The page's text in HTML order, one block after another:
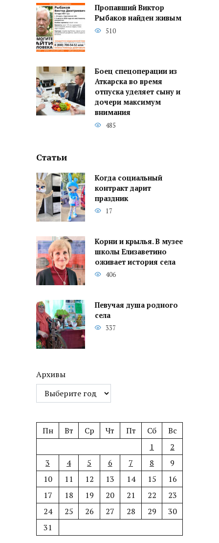
Пропавший Виктор
Рыбаков найден живым
510
Боец спецоперации из
Аткарска во время
отпуска уделяет сыну и
дочери максимум
внимания
485
Статьи
Когда социальный
контракт дарит
праздник
17
Корни и крылья. В музее
школы Елизаветино
оживает история села
406
Певучая душа родного
села
337
Архивы
Пн Вт Ср Чт Пт Сб
Вс
1
2
3
4 5 6 7 8
9
10
11 12 13 14 15
16
17
18 19 20 21 22
23
24
25 26 27 28 29
30
31